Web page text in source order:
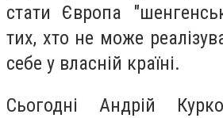
стати Європа
тих, хто не може
себе у власній країні.
Сьогодні Андрій